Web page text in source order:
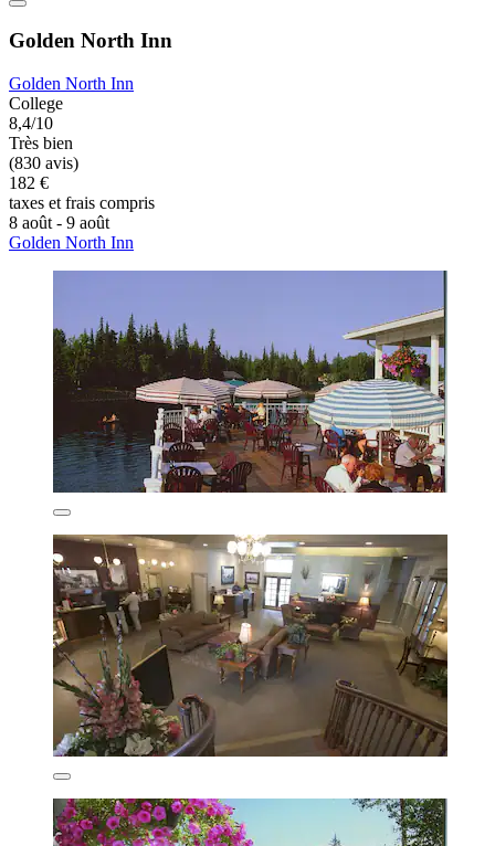
Golden North Inn
Golden North Inn
College
8,4/10
Très bien
(830 avis)
182 €
taxes et frais compris
8 août - 9 août
Golden North Inn